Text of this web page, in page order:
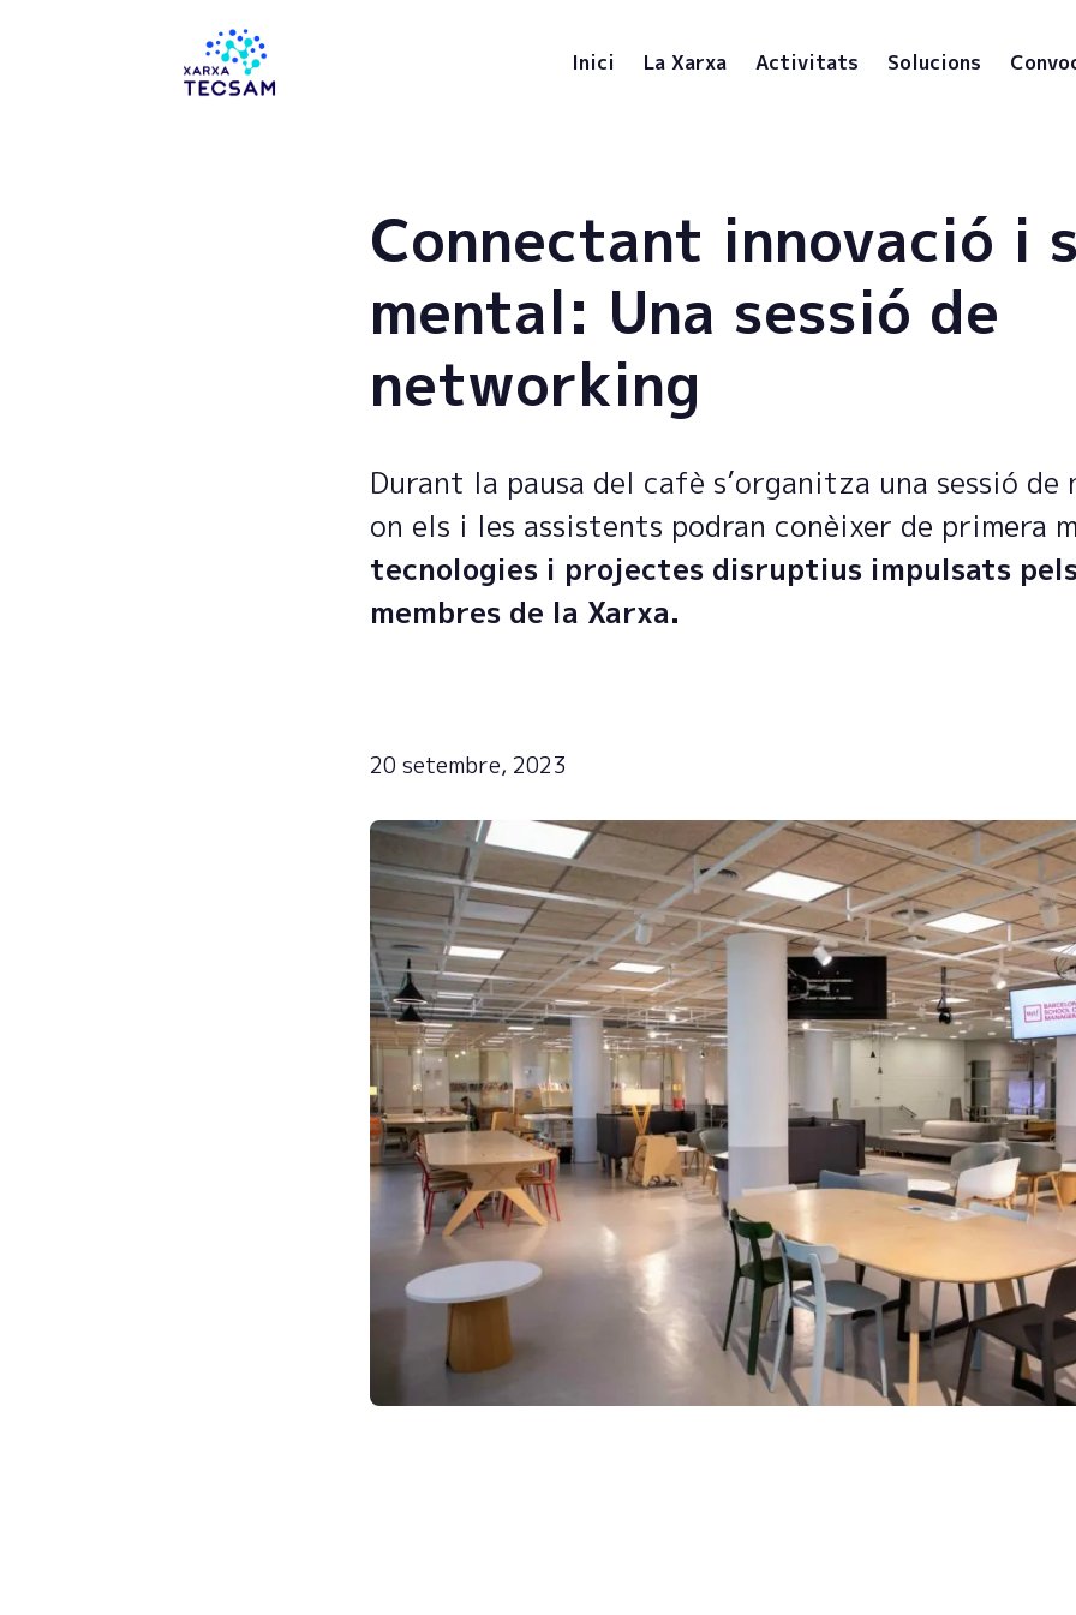
Inici La Xarxa Activitats Solucions
Connectant innovació i
mental: Una sessió de
networking
Durant la pausa del cafè s’organitza una sessió
on els i les assistents podran conèixer de primera
tecnologies i projectes disruptius impulsats
membres de la Xarxa.
20 setembre, 2023